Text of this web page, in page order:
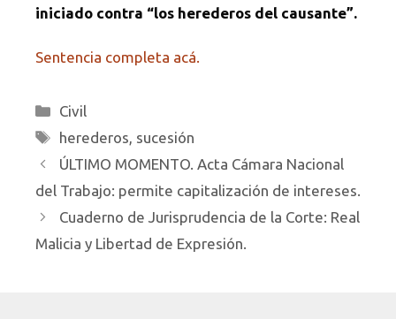
iniciado contra “los herederos del causante”.
Sentencia completa acá.
Categorías
Civil
Etiquetas
herederos, sucesión
ÚLTIMO MOMENTO. Acta Cámara Nacional
del Trabajo: permite capitalización de intereses.
Cuaderno de Jurisprudencia de la Corte: Real
Malicia y Libertad de Expresión.